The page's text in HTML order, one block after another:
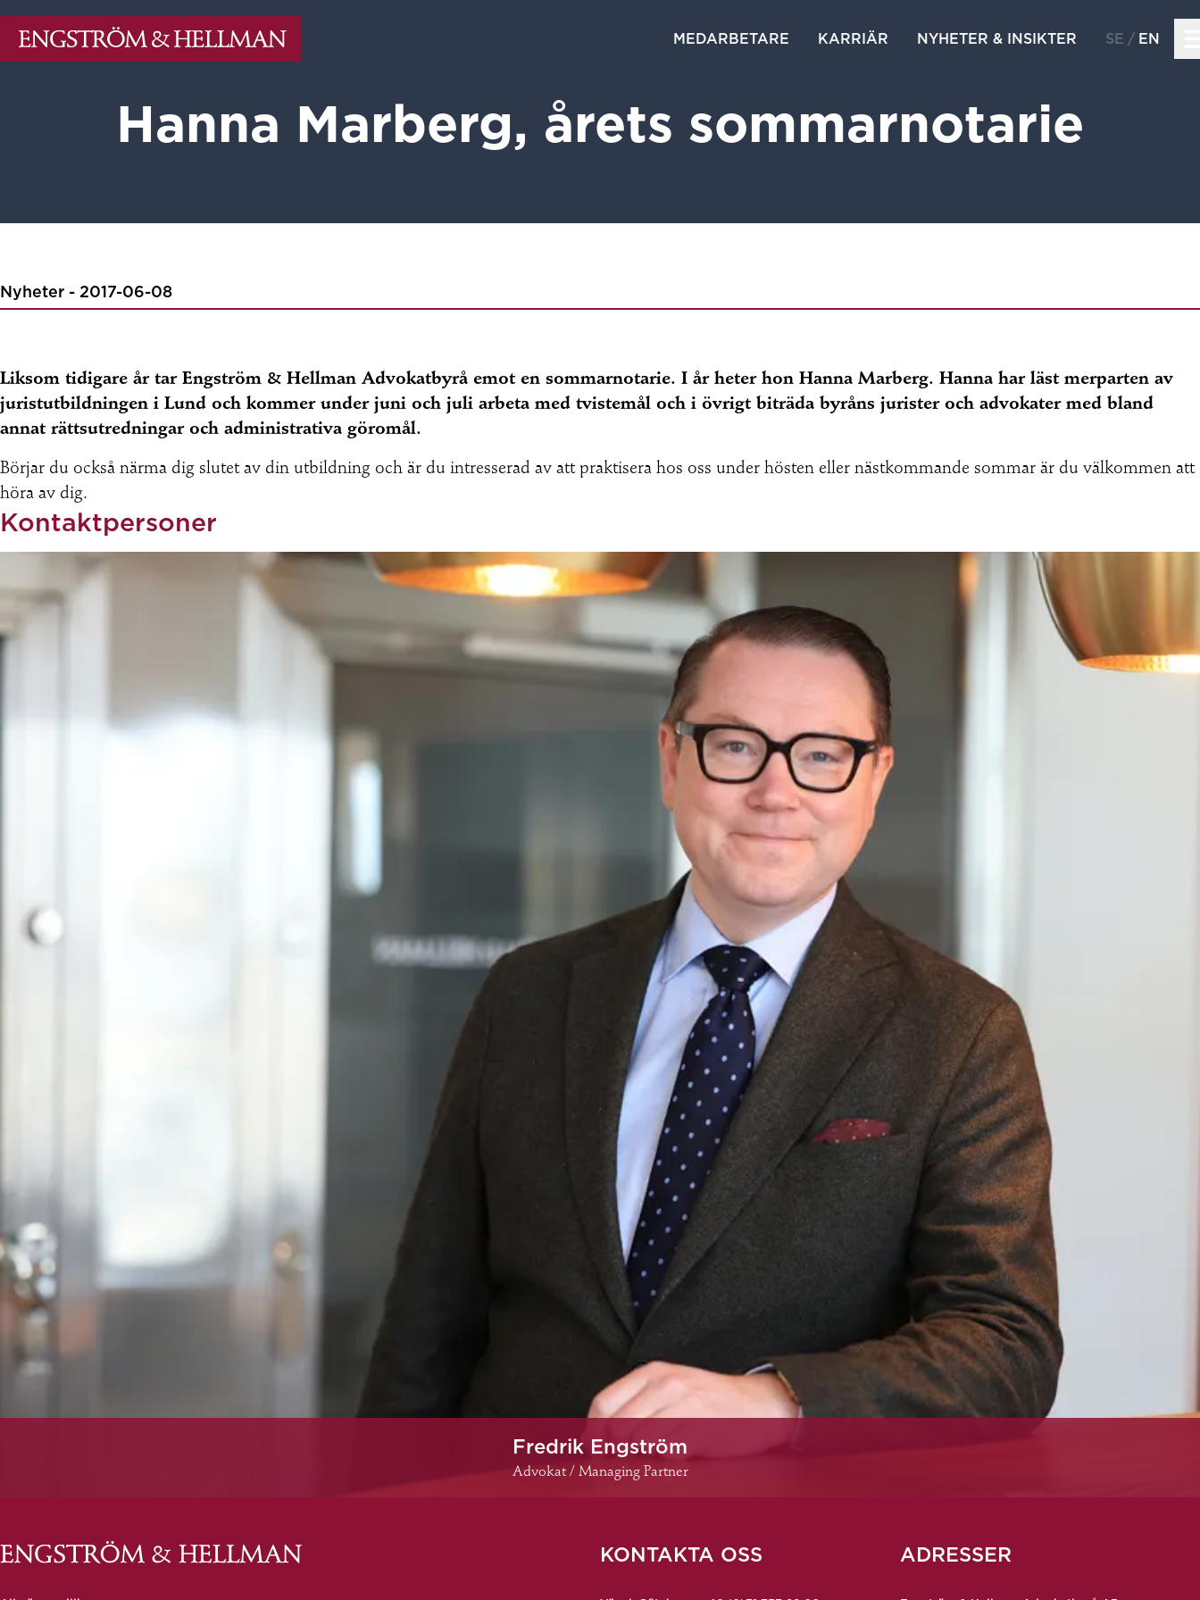
MEDARBETARE KARRIÄR NYHETER & INSIKTER SE EN
Hanna Marberg, årets sommarnotarie
Nyheter - 2017-06-08
Liksom tidigare år tar Engström & Hellman Advokatbyrå emot en sommarnotarie. I år heter hon Hanna Marberg. Hanna har läst merparten av
juristutbildningen i Lund och kommer under juni och juli arbeta med tvistemål och i övrigt biträda byråns jurister och advokater med bland
annat rättsutredningar och administrativa göromål.
Börjar du också närma dig slutet av din utbildning och är du intresserad av att praktisera hos oss under hösten eller nästkommande sommar är du välkommen att
höra av dig.
Kontaktpersoner
Fredrik Engström
Advokat / Managing Partner
KONTAKTA OSS ADRESSER